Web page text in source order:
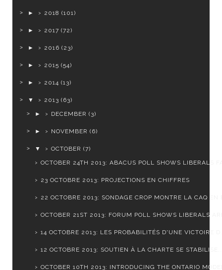
► 2018 (101)
► 2017 (72)
► 2016 (23)
► 2015 (54)
► 2014 (13)
▼ 2013 (63)
►
DECEMBER (3)
► NOVEMBER (6)
▼ OCTOBER (7)
OCTOBER 24TH 2013: ABACUS POLL SHOWS LIBERALS
23 OCTOBRE 2013: PROJECTIONS EN CHIFFRES
22 OCTOBRE 2013: SONDAGE CROP MONTRE LA CAQ EN
OCTOBER 21ST 2013: FORUM POLL SHOWS LIBERALS
14 OCTOBRE 2013: LES PROBABILITÉS D'UNE VICTOIRE
12 OCTOBRE 2013: SOUTIEN À LA CHARTE SE
OCTOBER 10TH 2013: INTRODUCING THE ONTARIO